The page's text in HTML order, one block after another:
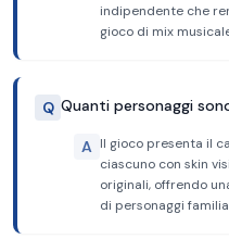
indipendente che
gioco di mix
Q Quanti personaggi
A Il gioco presenta il
ciascuno con skin
originali, offrendo
di personaggi